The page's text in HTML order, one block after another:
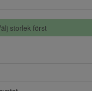
storlek först